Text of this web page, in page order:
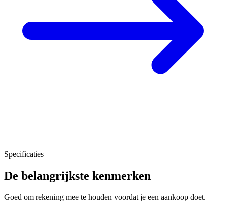
Specificaties
De belangrijkste kenmerken
Goed om rekening mee te houden voordat je een aankoop doet.